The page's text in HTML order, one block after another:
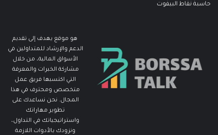
حاسبة نقاط البيفوت
هو موقع يهدف إلى تقديم
الدعم والإرشاد للمتداولين في
الأسواق المالية، من خلال
مشاركة الخبرات والمعرفة
التي اكتسبها فريق عمل
متخصص ومحترف في هذا
المجال. نحن نساعدك على
تطوير مهاراتك
واستراتيجياتك في التداول،
ونزودك بالأدوات اللازمة